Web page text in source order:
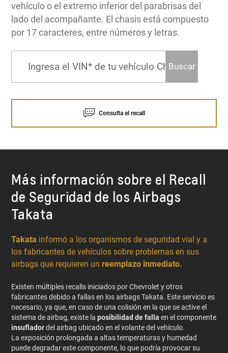
vehículo o el extremo inferior del parabrisas del
lado del acompañante. El chasis está compuesto
por 17 caracteres, entre números y letras.
Buscar
Consulta el recall
Más información sobre el Recall
de Seguridad de los Airbags
Takata
Takata informó a los organismos de seguridad vial y a
los fabricantes de vehículos sobre problemas en sus
airbags que requieren un reemplazo inmediato.
Existen múltiples recalls iniciados por Chevrolet y otros
fabricantes debido a fallas en los airbags Takata. Este servicio es
necesario, ya que, en caso de una colisión en la que se active el
sistema de airbag, existe laposibilidad de falla en el componente
insufladordel airbag ubicado en el volante del vehículo.
La exposición prolongada a altas temperaturas y humedad
puede degradar este componente, lo que podría provocar su